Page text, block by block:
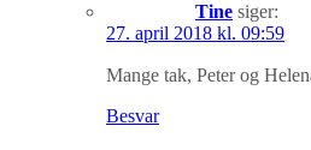
Tine siger:
27. april 2018 kl. 09:59
Mange tak, Peter og
Besvar